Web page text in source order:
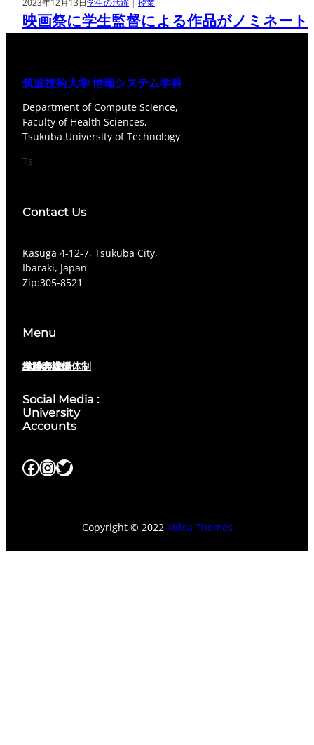
映画祭に学生監督による作品がノミネート
筑波技術大学 情報システム学科
Department of Compute Science,
Faculty of Health Sciences,
Tsukuba University of Technology
Ts
Contact Us
​Kasuga 4-12-7, Tsukuba City,
Ibaraki, Japan
Zip:305-8521
Menu
About us
学科の支援体制
学科の設備
進路実績
Social Media :
University
Accounts
Facebook InstagramTwitter
Copyright © 2022 Xidea Themes